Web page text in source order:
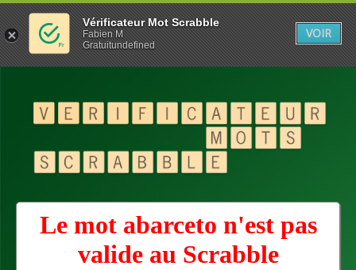
Le mot abarceto n'est pas
valide au Scrabble
Vérificateur Mot Scrabble
Fabien M
Gratuitundefined
VOIR